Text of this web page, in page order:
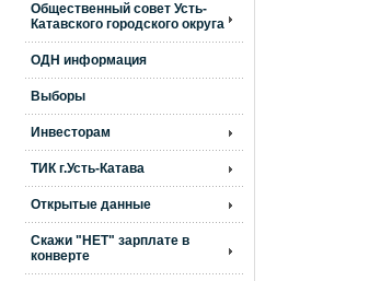
Общественный совет Усть-
Катавского городского округа
ОДН информация
Выборы
Инвесторам
ТИК г.Усть-Катава
Открытые данные
Скажи "НЕТ" зарплате в
конверте